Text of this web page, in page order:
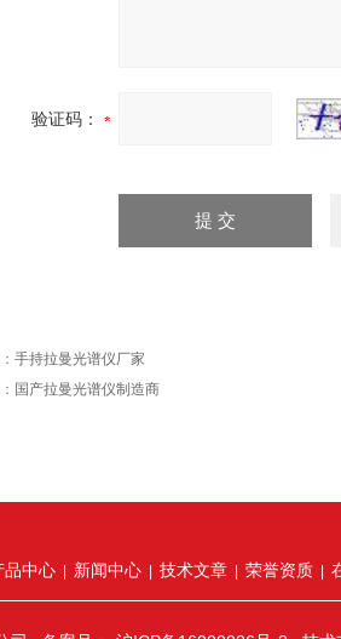
验证码：
手持拉曼光谱仪厂家
国产拉曼光谱仪制造商
品中心| 新闻中心| 技术文章| 荣誉资质|